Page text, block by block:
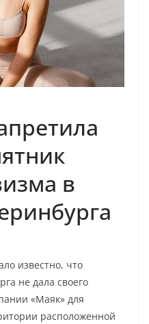
в
известно, что
не дала своего
«Маяк» для
расположенной